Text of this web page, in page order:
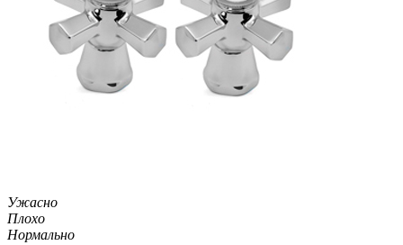
Ужасно
Плохо
Нормально